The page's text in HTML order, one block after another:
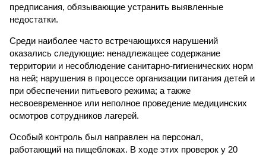
предписания, обязывающие устранить выявленные
недостатки.
Среди наиболее часто встречающихся нарушений
оказались следующие: ненадлежащее содержание
территории и несоблюдение санитарно-гигиенических норм
на ней; нарушения в процессе организации питания детей и
при обеспечении питьевого режима; а также
несвоевременное или неполное проведение медицинских
осмотров сотрудников лагерей.
Особый контроль был направлен на персонал,
работающий на пищеблоках. В ходе этих проверок у 20